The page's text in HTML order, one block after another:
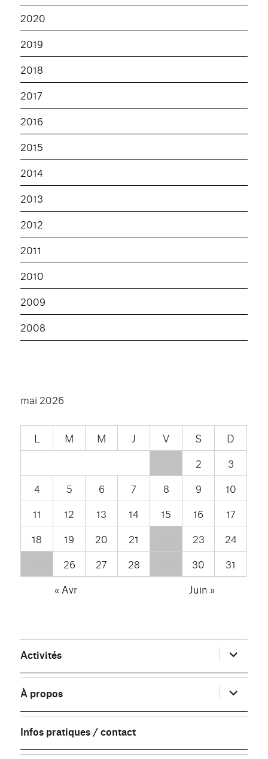
2020
2019
2018
2017
2016
2015
2014
2013
2012
2011
2010
2009
2008
mai 2026
L M M J V S
D
2
3
4
5 6 7 8 9
10
11
12 13 14 15 16
17
18
19 20 21 23
24
26 27 28 30
31
« Avr
Juin »
Activités ouvrir
le
sous-
menu
À propos
ouvrir
le
sous-
menu
Infos pratiques / contact